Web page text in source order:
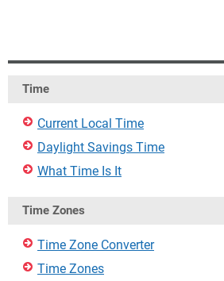
Time
Current Local Time
Daylight Savings Time
What Time Is It
Time Zones
Time Zone Converter
Time Zones